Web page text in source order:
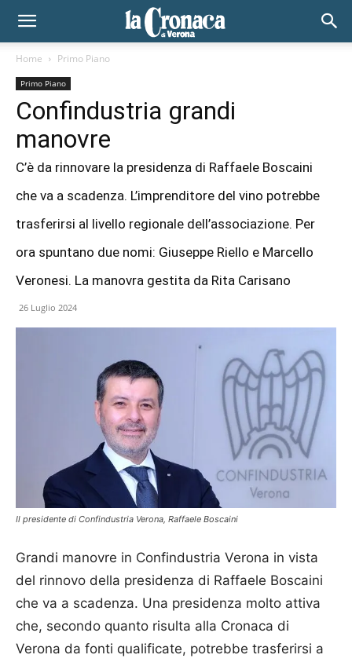
Home Primo Piano
Primo Piano
Confindustria grandi
manovre
C’è da rinnovare la presidenza di Raffaele Boscaini
che va a scadenza. L’imprenditore del vino potrebbe
trasferirsi al livello regionale dell’associazione. Per
ora spuntano due nomi: Giuseppe Riello e Marcello
Veronesi. La manovra gestita da Rita Carisano
26 Luglio 2024
Il presidente di Confindustria Verona, Raffaele Boscaini
Grandi manovre in Confindustria Verona in vista
del rinnovo della presidenza di Raffaele Boscaini
che va a scadenza. Una presidenza molto attiva
che, secondo quanto risulta alla Cronaca di
Verona da fonti qualificate, potrebbe trasferirsi a